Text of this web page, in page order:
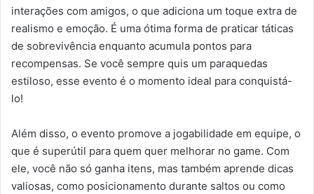
interações com amigos, o que adiciona um toque extra de
realismo e emoção. É uma ótima forma de praticar táticas
de sobrevivência enquanto acumula pontos para
recompensas. Se você sempre quis um paraquedas
estiloso, esse evento é o momento ideal para conquistá-
lo!
Além disso, o evento promove a jogabilidade em equipe, o
que é superútil para quem quer melhorar no game. Com
ele, você não só ganha itens, mas também aprende dicas
valiosas, como posicionamento durante saltos ou como